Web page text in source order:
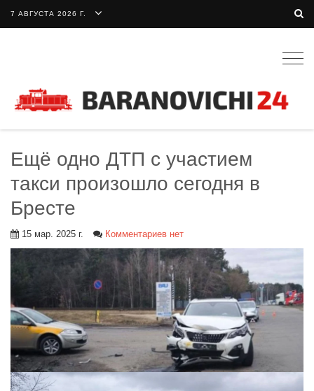
7 АВГУСТА 2026 Г.
Ещё одно ДТП с участием
такси произошло сегодня в
Бресте
15 мар. 2025 г. Комментариев нет